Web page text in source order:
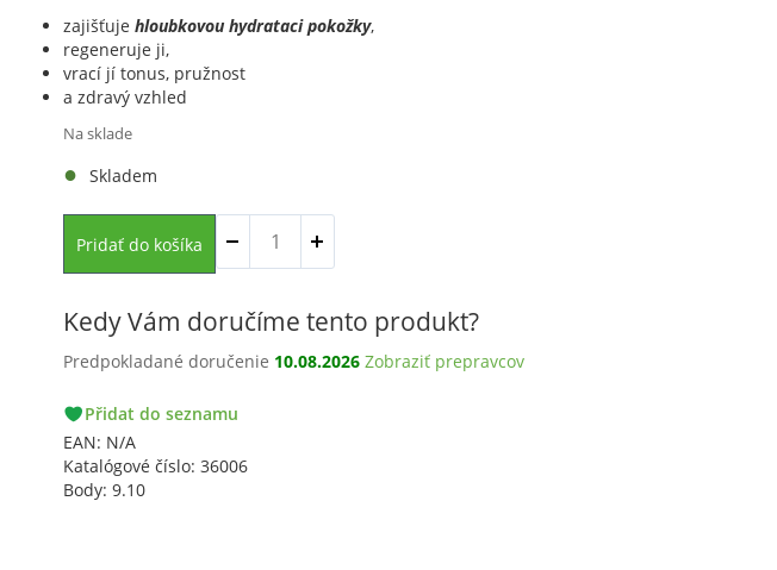
zajišťujehloubkovou hydrataci pokožky,
regeneruje ji,
vrací jí tonus, pružnost
a zdravý vzhled
Na sklade
Skladem
gel-
na
obličej
a
Pridať do košíka
Kedy Vám doručíme tento produkt?
Predpokladané doručenie 10.08.2026 Zobraziť prepravcov
GLSPřidat do seznamu
EAN: N/A
Katalógové číslo:36006
Body:9.10